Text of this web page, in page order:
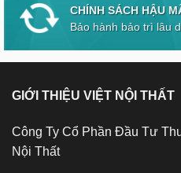
CHÍNH SÁCH HẬU
Bảo hành bảo trì lâu
GIỚI THIỆU VIỆT NỘI THẤT
Công Ty Cổ Phần Đầu Tư
Nội Thất